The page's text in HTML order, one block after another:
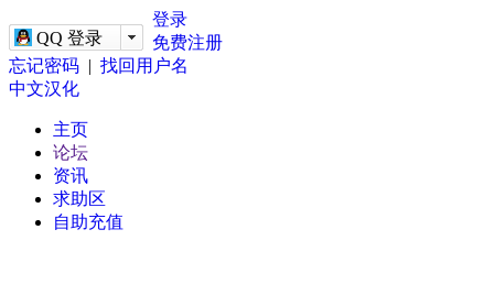
QQ 登录
登录
免费注册
忘记密码 | 找回用户名
中文汉化
主页
论坛
资讯
求助区
自助充值